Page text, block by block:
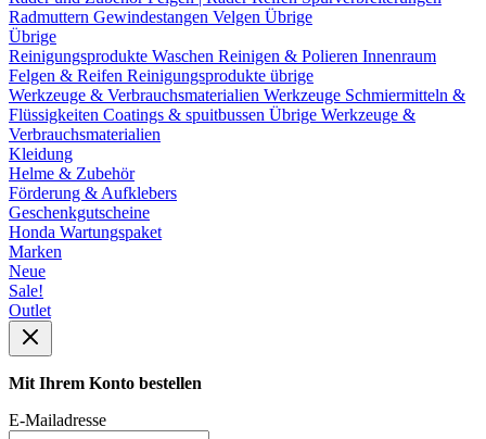
Radmuttern Gewindestangen Velgen Übrige
Übrige
Reinigungsprodukte Waschen Reinigen & Polieren Innenraum
Felgen & Reifen Reinigungsprodukte übrige
Werkzeuge & Verbrauchsmaterialien Werkzeuge Schmiermitteln &
Flüssigkeiten Coatings & spuitbussen Übrige Werkzeuge &
Verbrauchsmaterialien
Kleidung
Helme & Zubehör
Förderung & Aufklebers
Geschenkgutscheine
Honda Wartungspaket
Marken
Neue
Sale!
Outlet
Mit Ihrem Konto bestellen
E-Mailadresse